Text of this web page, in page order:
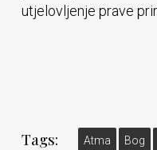
utjelovljenje prave
Tags: Atma Bog